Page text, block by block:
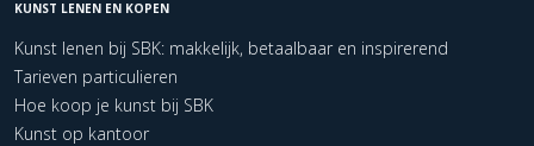
KUNST LENEN EN KOPEN
Kunst lenen bij SBK: makkelijk, betaalbaar en inspirerend
Tarieven particulieren
Hoe koop je kunst bij SBK
Kunst op kantoor